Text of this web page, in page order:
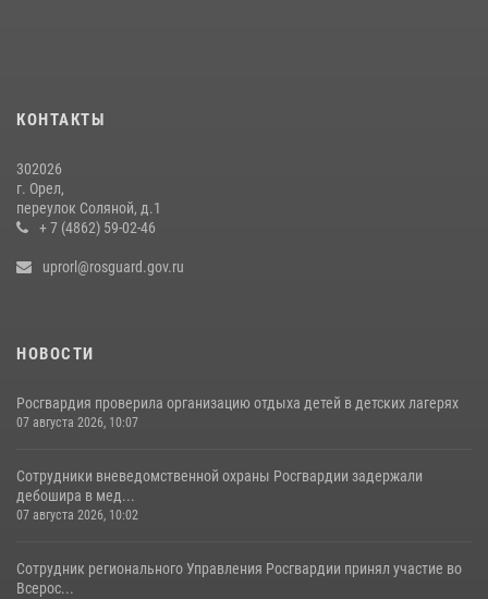
29 июля 2026, 14:06
КОНТАКТЫ
302026
г. Орел,
переулок Соляной, д.1
+ 7 (4862) 59-02-46
uprorl@rosguard.gov.ru
НОВОСТИ
Росгвардия проверила организацию отдыха детей в детских лагерях
07 августа 2026, 10:07
Сотрудники вневедомственной охраны Росгвардии задержали
дебошира в мед...
07 августа 2026, 10:02
Сотрудник регионального Управления Росгвардии принял участие во
Всерос...